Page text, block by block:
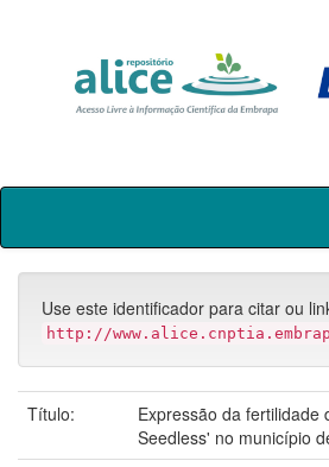
Skip
Use este identificador para citar ou
http://
Título:
Expressão da fertilidade
Seedless' no município